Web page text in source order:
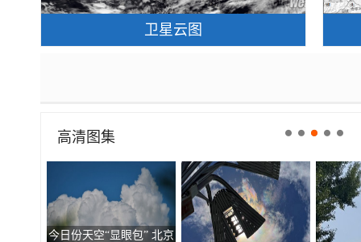
卫星云图
高清图集
今日份天空“显眼包” 北京